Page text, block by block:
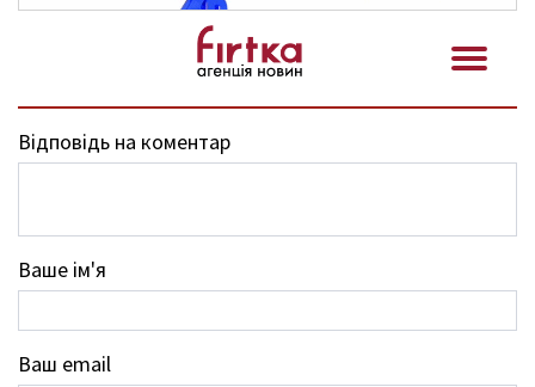
Відповідь на коментар
Ваше ім'я
Ваш email